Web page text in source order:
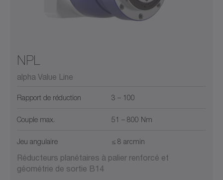
NPL
alpha Value Line
Rapport de réduction 3 – 100
Couple max. 51 – 800 Nm
Jeu angulaire ≤ 8 arcmin
Réducteurs planétaires à palier renforcé et
géométrie de sortie B14